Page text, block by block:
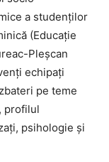
a studenților
(Educație
Pleșcan
echipați
pe teme
profilul
psihologie și